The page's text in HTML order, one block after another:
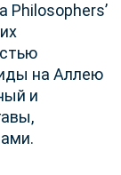
Philosophers’
на Аллею
и